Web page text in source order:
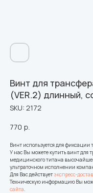
Винт для
(VER.2) длинный,
SKU: 2172
770 р.
Винт используется для
У нас Вы можете купить винт для
медицинского титана
ультраточном исполнении
Для Вас действуетэкспресс-
Техническую информацию Вы
сайта.